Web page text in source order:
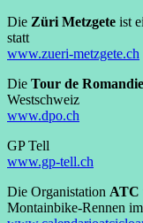
Die Züri Metzgete ist
statt
www.zueri-metzgete.ch
Die Tour de Romandie
Westschweiz
www.dpo.ch
GP Tell
www.gp-tell.ch
Die Organistation ATC
Montainbike-Rennen